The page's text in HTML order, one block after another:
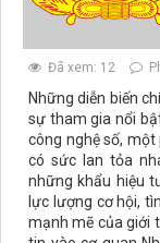
Đã xem: 12
Những diễn biến
sự tham gia nổi
công nghệ số,
có sức lan tỏa
những khẩu hiệu
lực lượng cơ hội,
mạnh mẽ của giới